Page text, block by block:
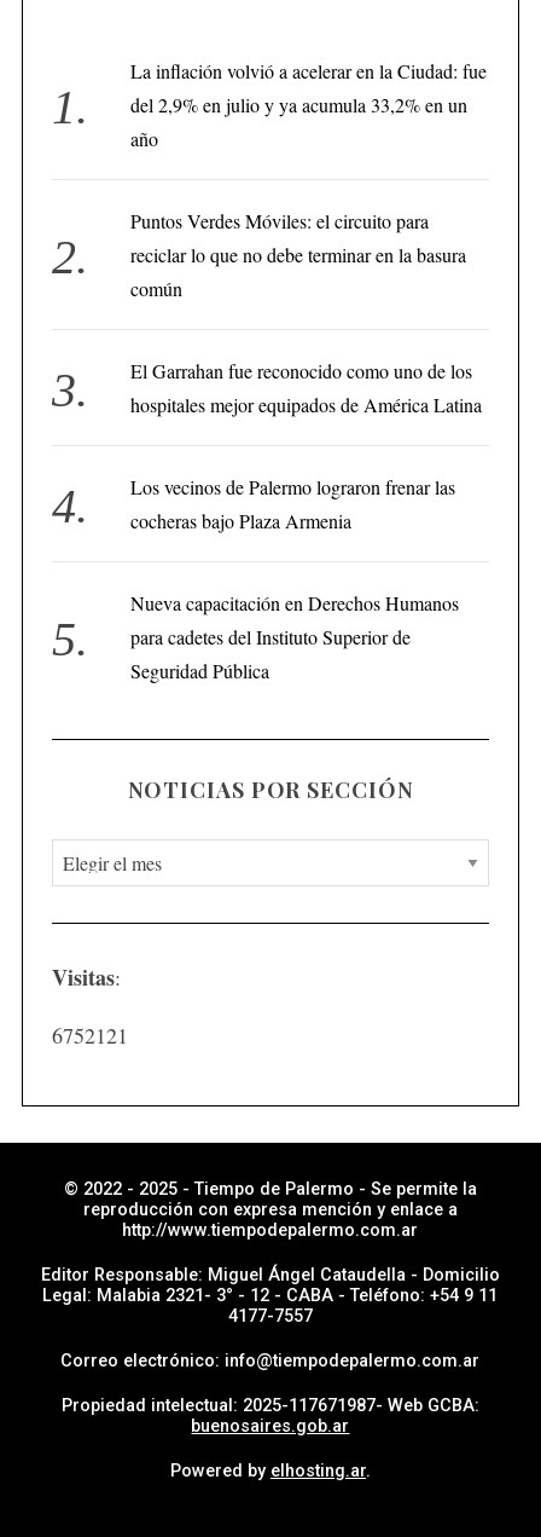
La inflación volvió a acelerar en la Ciudad: fue
del 2,9% en julio y ya acumula 33,2% en un
año
Puntos Verdes Móviles: el circuito para
reciclar lo que no debe terminar en la basura
común
El Garrahan fue reconocido como uno de los
hospitales mejor equipados de América Latina
Los vecinos de Palermo lograron frenar las
cocheras bajo Plaza Armenia
Nueva capacitación en Derechos Humanos
para cadetes del Instituto Superior de
Seguridad Pública
NOTICIAS POR SECCIÓN
N
o
t
c
i
e
c
Visitas:
6752121
© 2022 - 2025 - Tiempo de Palermo - Se permite la
reproducción con expresa mención y enlace a
http://www.tiempodepalermo.com.ar
Editor Responsable: Miguel Ángel Cataudella - Domicilio
Legal: Malabia 2321- 3° - 12 - CABA - Teléfono: +54 9 11
4177-7557
Correo electrónico: info@tiempodepalermo.com.ar
Propiedad intelectual: 2025-117671987- Web GCBA:
buenosaires.gob.ar
Powered by elhosting.ar.